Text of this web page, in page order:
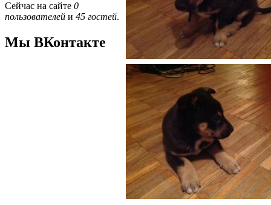
Сейчас на сайте 0
пользователей и 45 гостей.
Мы ВКонтакте